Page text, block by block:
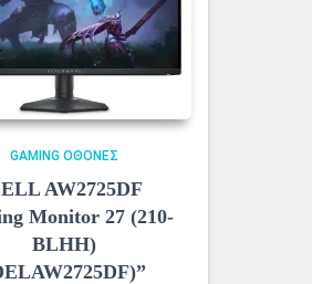
GAMING ΟΘΌΝΕΣ
AW2725DF
Monitor 27 (210-
BLHH)